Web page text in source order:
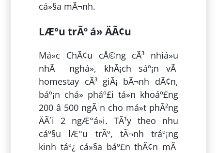
cá»§a mÃ¬nh.
LÆ°u trÃº á» ÄÃ¢u
Má»c ChÃ¢u cÅ©ng cÃ³ nhiá»u
nhÃ nghá», khÃ¡ch sáº¡n vÃ
homestay cÃ³ giÃ¡ bÃ¬nh dÃ¢n,
báº¡n chá» pháº£i tá»n khoáº£ng
200 â 500 ngÃ n cho má»t phÃ²ng
ÄÃ´i 2 ngÆ°á»i. TÃ¹y theo nhu
cáº§u lÆ°u trÃº, tÃ¬nh tráº¡ng
kinh táº¿ cá»§a báº£n thÃ¢n mÃ